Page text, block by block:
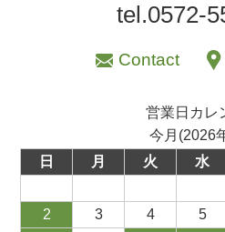
tel.0572-
Contact
営業日カレ
今月(2026
日
月 火 水
2
3 4 5